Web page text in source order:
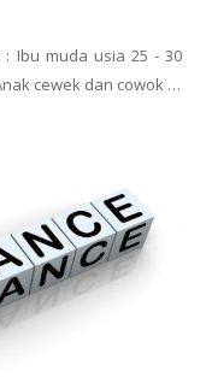
: Ibu muda usia 25 - 30
cewek dan cowok …